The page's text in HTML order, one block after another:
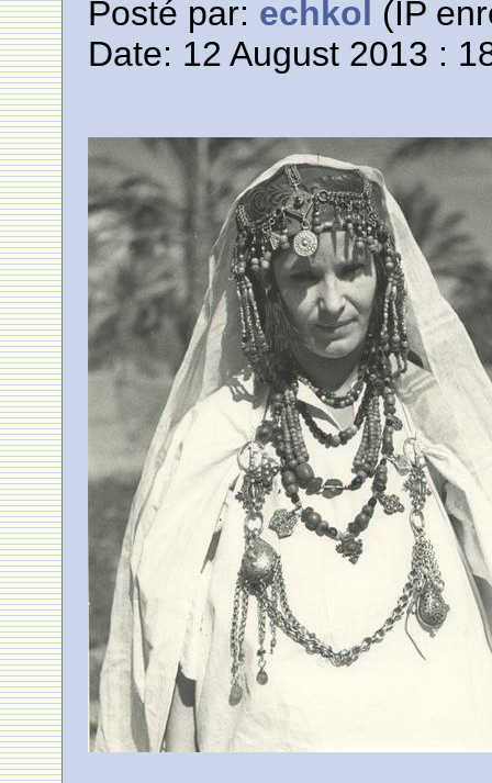
Posté par: echkol (IP
Date: 12 August 2013 :